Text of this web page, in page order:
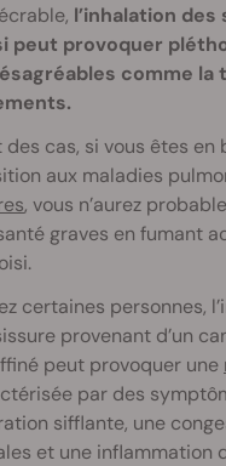
l’inhalation des
peut provoquer
comme la
cas, si vous êtes en
aux maladies
, vous n’aurez
graves en fumant
certaines personnes,
provenant d’un
peut provoquer une
par des
sifflante, une
et une inflammation